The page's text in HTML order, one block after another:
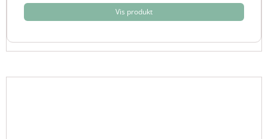
Vis produkt